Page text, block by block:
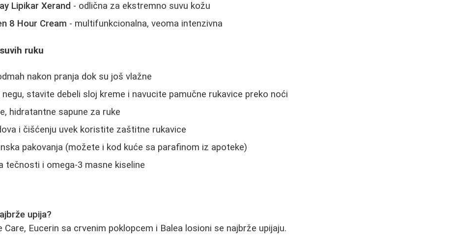
Lipikar Xerand - odlična za ekstremno suvu kožu
8 Hour Cream - multifunkcionalna, veoma intenzivna
ruku
nakon pranja dok su još vlažne
stavite debeli sloj kreme i navucite pamučne rukavice preko noći
hidratantne sapune za ruke
i čišćenju uvek koristite zaštitne rukavice
pakovanja (možete i kod kuće sa parafinom iz apoteke)
tečnosti i omega-3 masne kiseline
upija?
Care, Eucerin sa crvenim poklopcem i Balea losioni se najbrže upijaju.